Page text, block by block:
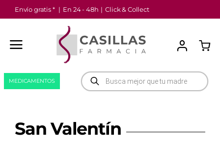
Saltar
al
Envío gratis * | En 24 - 48h | Click & Collect
Búsqueda
de
productos
MEDICAMENTOS
San Valentín